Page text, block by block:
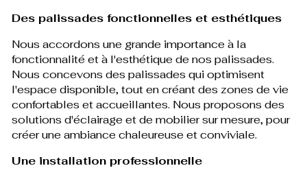
Des palissades fonctionnelles et esthétiques
Nous accordons une grande importance à la
fonctionnalité et à l'esthétique de nos palissades.
Nous concevons des palissades qui optimisent
l'espace disponible, tout en créant des zones de vie
confortables et accueillantes. Nous proposons des
solutions d'éclairage et de mobilier sur mesure, pour
créer une ambiance chaleureuse et conviviale.
Une installation professionnelle